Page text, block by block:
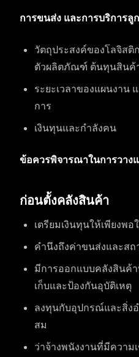
การขนส่ง และการบริการลู
วัตถุประสงค์ของโลจิส
ตัวผลิตภัณฑ์ ต้นทุนสินค้
ระยะเวลาของแผนงาน
การ
เงินทุนและกำลังคน
ข้อควรพิจารณาในการวา
ก่อนตั้งคลังสินค้า
เตรียมเงินทุนให้เพียงพ
คำนึงถึงค่าขนส่งและส
มีการออกแบบคลังสินค้
เก็บและป้องกันอุบัติเหตุ
ลงทุนกับอุปกรณ์และสิ่ง
สม
ว่าจ้างพนังงานที่มีควา